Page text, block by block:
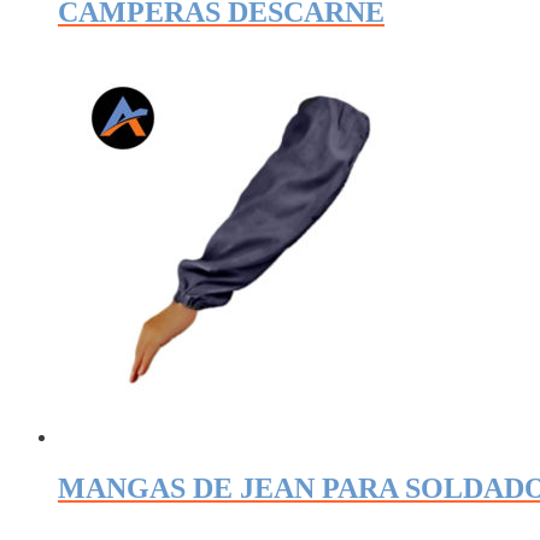
CAMPERAS DESCARNE
MANGAS DE JEAN PARA